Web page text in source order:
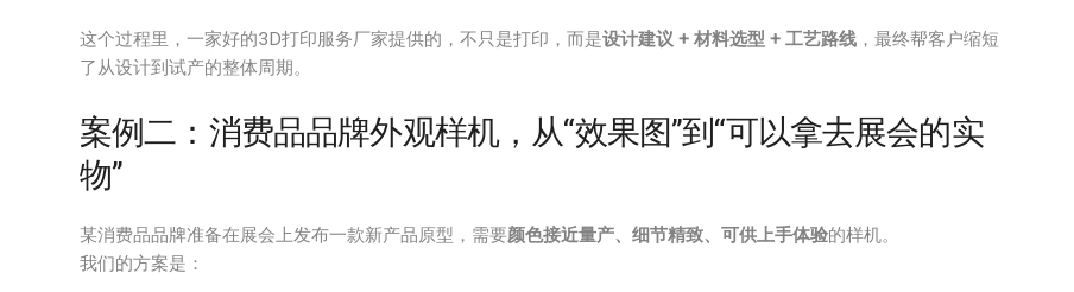
这个过程里，一家好的3D打印服务厂家提供的，不只是打印，而是设计建议 + 材料选型 + 工艺路线 ，最终帮客户缩短
了从设计到试产的整体周期。
案例二：消费品品牌外观样机，从“效果图”到“可以拿去展会的实
物”
某消费品品牌准备在展会上发布一款新产品原型，需要颜色接近量产、细节精致、可供上手体验的样机。
我们的方案是：